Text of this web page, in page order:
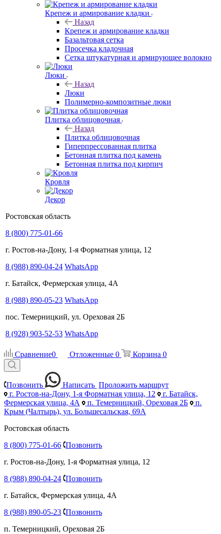
Крепеж и армирование кладки
Назад
Крепеж и армирование кладки
Базальтовая сетка
Просечка кладочная
Сетка штукатурная и армирующее волокно
Люки
Назад
Люки
Полимерно-композитные люки
Плитка облицовочная
Назад
Плитка облицовочная
Гиперпрессованная плитка
Бетонная плитка под камень
Бетонная плитка под кирпич
Кровля
Декор
Ростовская область
8 (800) 775-01-66
г. Ростов-на-Дону, 1-я Форматная улица, 12
8 (988) 890-04-24 WhatsApp
г. Батайск, Фермерская улица, 4А
8 (988) 890-05-23 WhatsApp
пос. Темерницкий, ул. Ореховая 2Б
8 (928) 903-52-53 WhatsApp
Сравнение0 Отложенные 0 Корзина 0
Позвонить Написать Проложить маршрут
г. Ростов-на-Дону, 1-я Форматная улица, 12
г. Батайск,
Фермерская улица, 4А
п. Темерницкий, Ореховая 2Б
п.
Крым (Чалтырь), ул. Большесальская, 69А
Ростовская область
8 (800) 775-01-66 Позвонить
г. Ростов-на-Дону, 1-я Форматная улица, 12
8 (988) 890-04-24 Позвонить
г. Батайск, Фермерская улица, 4А
8 (988) 890-05-23 Позвонить
п. Темерницкий, Ореховая 2Б